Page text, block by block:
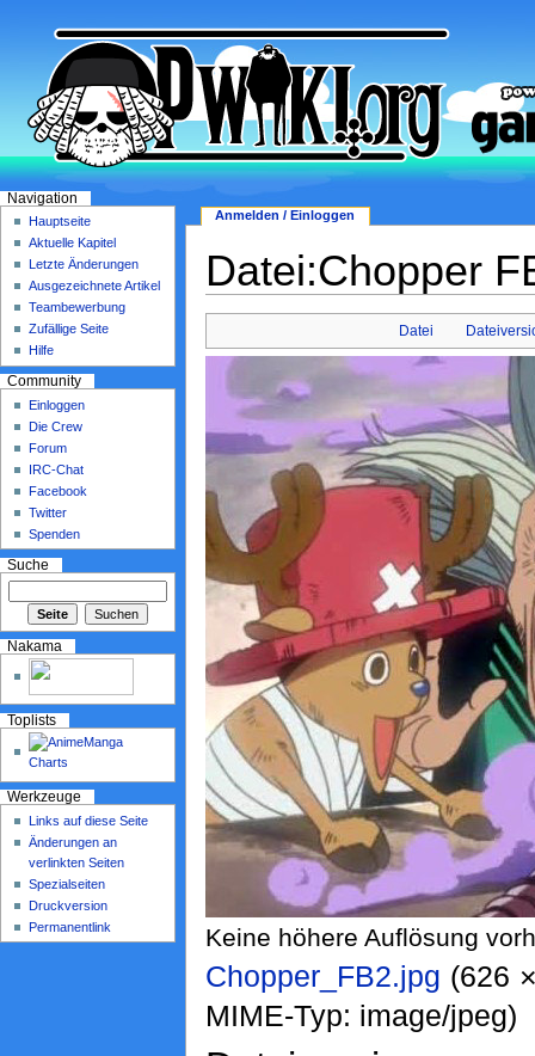
Datei:Chopper
Datei
Keine höhere Auflösung
Chopper_FB2.jpg
(626
MIME-Typ: image/jpeg)
Anmelden / Einloggen
Navigation
Hauptseite
Aktuelle Kapitel
Letzte Änderungen
Ausgezeichnete Artikel
Teambewerbung
Zufällige Seite
Hilfe
Community
Einloggen
Die Crew
Forum
IRC-Chat
Facebook
Twitter
Spenden
Suche
Nakama
Toplists
Werkzeuge
Links auf diese Seite
Änderungen an
verlinkten Seiten
Spezialseiten
Druckversion
Permanentlink